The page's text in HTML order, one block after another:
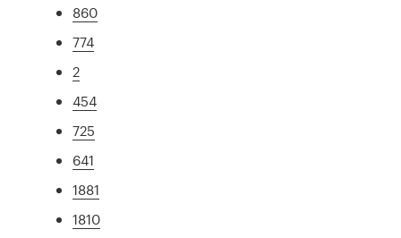
860
774
2
454
725
641
1881
1810